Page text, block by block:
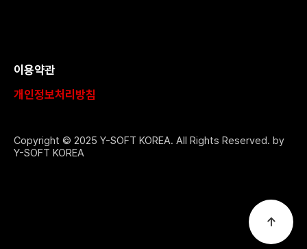
이용약관
개인정보처리방침
Copyright © 2025 Y-SOFT KOREA. All Rights Reserved. by
Y-SOFT KOREA